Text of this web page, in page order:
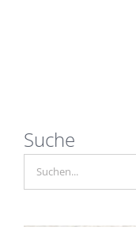
Suche